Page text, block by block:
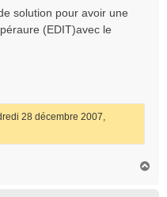
solution pour avoir une
(EDIT)avec le
28 décembre 2007,